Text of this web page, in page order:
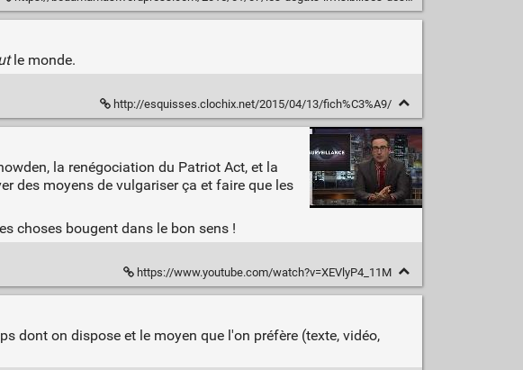
le monde.
http://esquisses.clochix.net/2015/04/13/fich%C3%A9/
la renégociation du Patriot Act, et la
des moyens de vulgariser ça et faire que les
choses bougent dans le bon sens !
https://www.youtube.com/watch?v=XEVlyP4_11M
dont on dispose et le moyen que l'on préfère (texte, vidéo,